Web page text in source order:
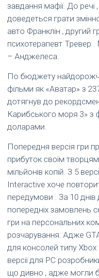
завдання мафії. До речі
доведеться грати
авто Франклін , другий
психотерапевт Тревер .
– Анджелеса.
По бюджету
фільми як «Аватар» з
дотягнув до
Карибського моря 3»
доларами.
Попередня версія гри
прибуток своїм творцям
мільйонів копій. З 5
Interactive хоче
передумови . За 10
попередніх замовлень
гри на персональних
розчарування. Адже
для консолей типу
версії для PC
що дивно , адже могли б